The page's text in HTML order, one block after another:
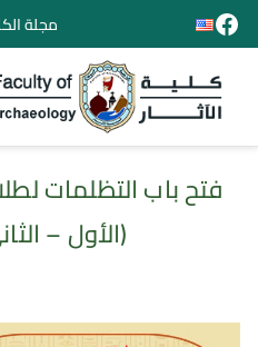
مجلة
فتح باب التظلمات
(الأول –